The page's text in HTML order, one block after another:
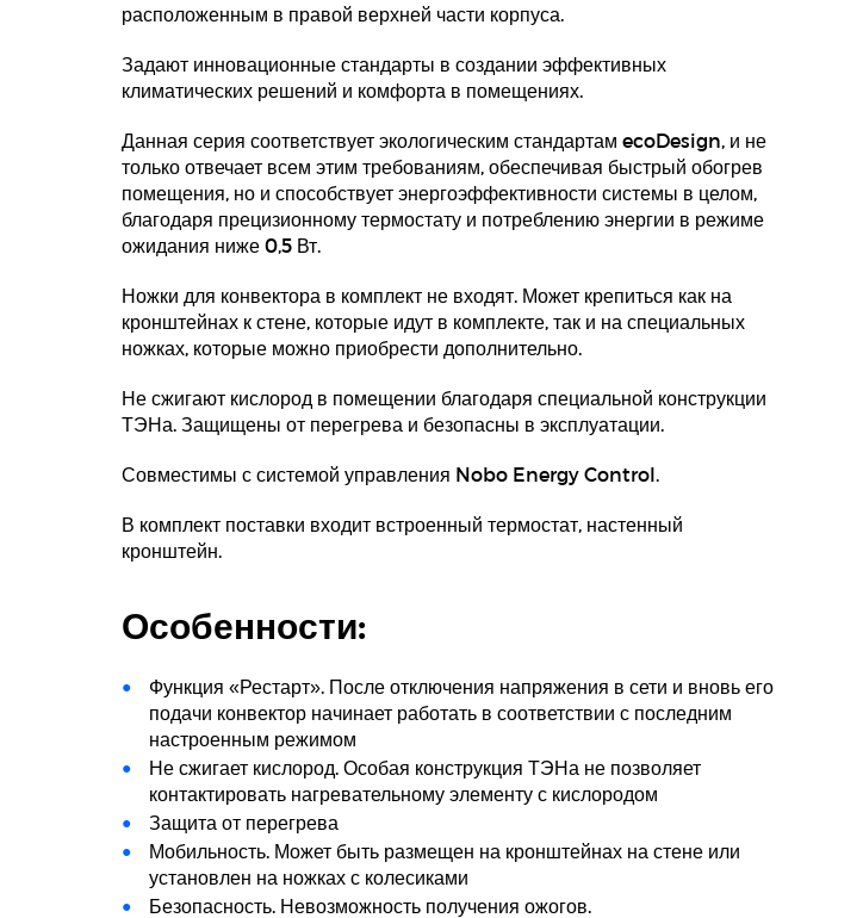
расположенным в правой верхней части корпуса.
Задают инновационные стандарты в создании эффективных
климатических решений и комфорта в помещениях.
Данная серия соответствует экологическим стандартам ecoDesign, и не
только отвечает всем этим требованиям, обеспечивая быстрый обогрев
помещения, но и способствует энергоэффективности системы в целом,
благодаря прецизионному термостату и потреблению энергии в режиме
ожидания ниже 0,5 Вт.
Ножки для конвектора в комплект не входят. Может крепиться как на
кронштейнах к стене, которые идут в комплекте, так и на специальных
ножках, которые можно приобрести дополнительно.
Не сжигают кислород в помещении благодаря специальной конструкции
ТЭНа. Защищены от перегрева и безопасны в эксплуатации.
Совместимы с системой управления Nobo Energy Control.
В комплект поставки входит встроенный термостат, настенный
кронштейн.
Особенности:
Функция «Рестарт». После отключения напряжения в сети и вновь его
подачи конвектор начинает работать в соответствии с последним
настроенным режимом
Не сжигает кислород. Особая конструкция ТЭНа не позволяет
контактировать нагревательному элементу с кислородом
Защита от перегрева
Мобильность. Может быть размещен на кронштейнах на стене или
установлен на ножках с колесиками
Безопасность. Невозможность получения ожогов.